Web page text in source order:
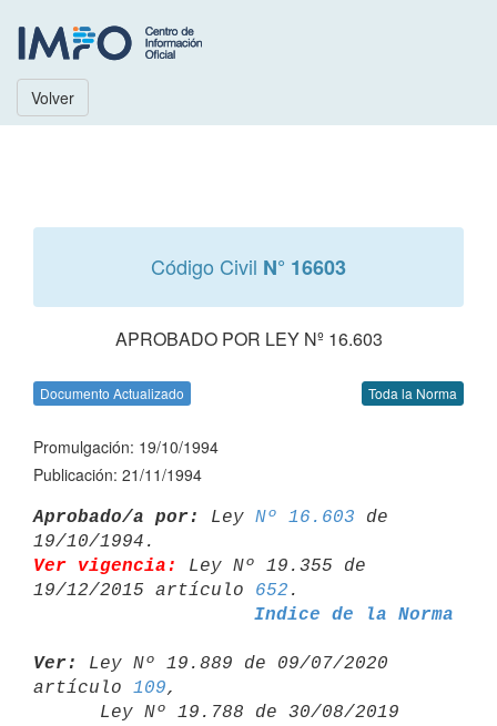
Volver
Código Civil N° 16603
APROBADO POR LEY Nº 16.603
Documento Actualizado Toda la Norma
Promulgación: 19/10/1994
Publicación: 21/11/1994
Aprobado/a por: Ley Nº 16.603 de
Ver vigencia:
Ley Nº 19.355 de
19/12/2015 artículo 652
Indice de la Norma
Ver:
Ley Nº 19.889 de 09/07/2020
artículo 109,